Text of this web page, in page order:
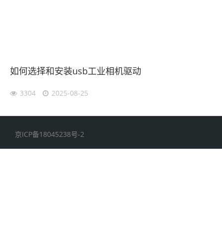
如何选择和安装usb工业相机驱动
3304 2025-08-25
京ICP备18045238号-2